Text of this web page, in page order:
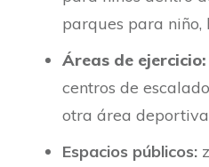
parques para niño,
Áreas de ejercicio:
centros de
otra área
Espacios públicos: